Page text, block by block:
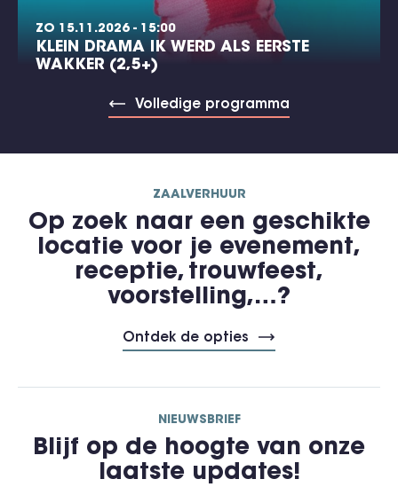
ZO 15.11.2026 - 15:00
KLEIN DRAMA IK WERD ALS EERSTE
WAKKER (2,5+)
Volledige programma
ZAALVERHUUR
Op zoek naar een geschikte
locatie voor je evenement,
receptie, trouwfeest,
voorstelling,…?
Ontdek de opties
NIEUWSBRIEF
Blijf op de hoogte van onze
laatste updates!